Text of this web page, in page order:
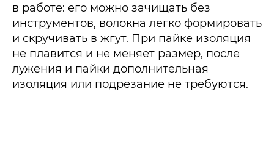
в работе: его можно зачищать без
инструментов, волокна легко формировать
и скручивать в жгут. При пайке изоляция
не плавится и не меняет размер, после
лужения и пайки дополнительная
изоляция или подрезание не требуются.